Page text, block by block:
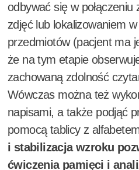
odbywać się w połączeniu
zdjęć lub lokalizowaniem
przedmiotów (pacjent ma
że na tym etapie
zachowaną zdolność
Wówczas można też
napisami, a także podjąć
pomocą tablicy z
i stabilizacja wzroku
ćwiczenia pamięci i